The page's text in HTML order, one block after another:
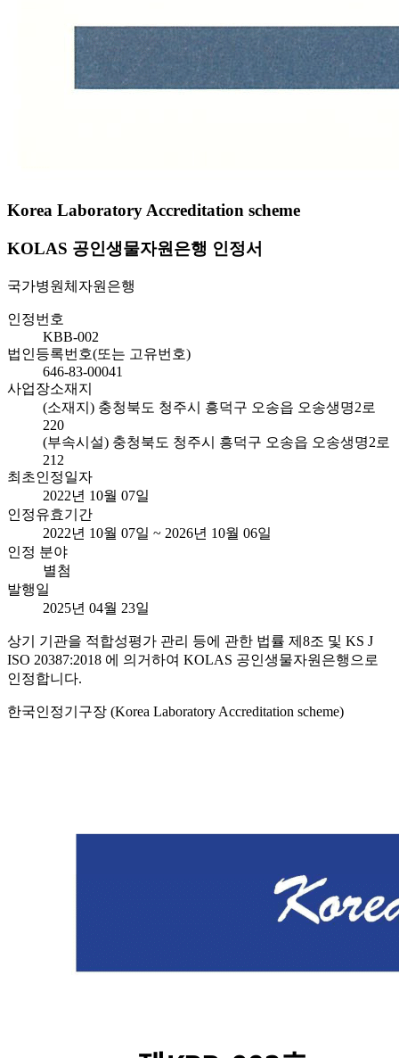
Korea Laboratory Accreditation scheme
KOLAS 공인생물자원은행 인정서
국가병원체자원은행
인정번호
KBB-002
법인등록번호(또는 고유번호)
646-83-00041
사업장소재지
(소재지) 충청북도 청주시 흥덕구 오송읍 오송생명2로
220
(부속시설) 충청북도 청주시 흥덕구 오송읍 오송생명2로
212
최초인정일자
2022년 10월 07일
인정유효기간
2022년 10월 07일 ~ 2026년 10월 06일
인정 분야
별첨
발행일
2025년 04월 23일
상기 기관을 적합성평가 관리 등에 관한 법률 제8조 및 KS J
ISO 20387:2018 에 의거하여 KOLAS 공인생물자원은행으로
인정합니다.
한국인정기구장 (Korea Laboratory Accreditation scheme)